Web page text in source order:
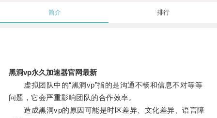
简介 排行
黑洞vp永久加速器官网最新
虚拟团队中的“黑洞vp”指的是沟通不畅和信息不对等等
问题，它会严重影响团队的合作效率。
造成黑洞vp的原因可能是时区差异、文化差异、语言障